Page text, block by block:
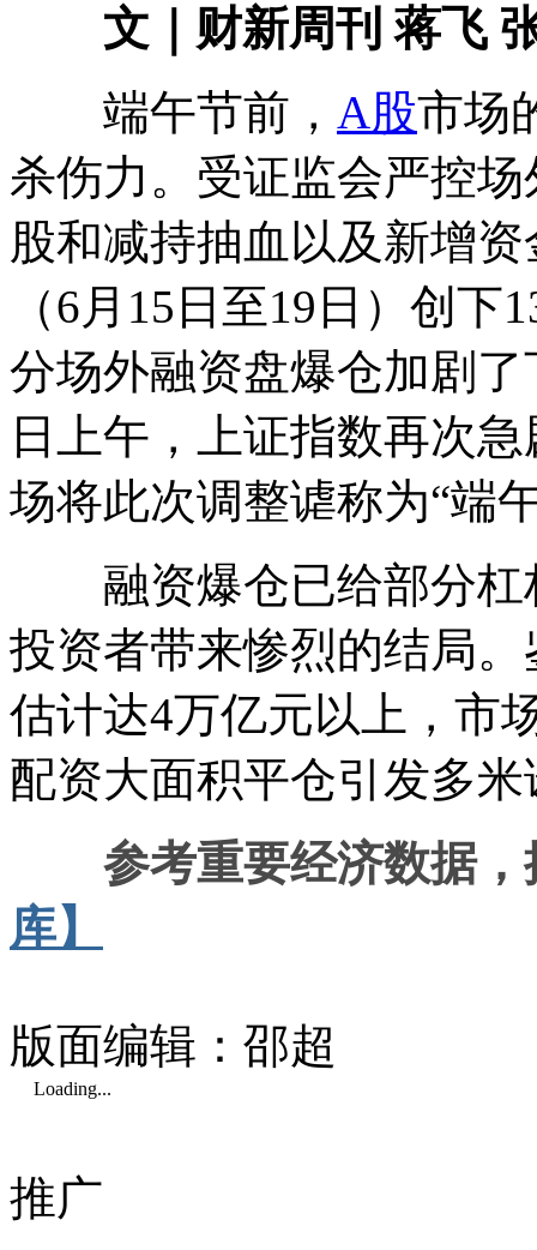
文｜财新周刊 蒋飞
端午节前， A股市场
杀伤力。受证监会严控
股和减持抽血以及新增
（6月15日至19日）创
分场外融资盘爆仓加剧
日上午，上证指数再次
场将此次调整谑称为“端
融资爆仓已给部分杠
投资者带来惨烈的结局
估计达4万亿元以上，市
配资大面积平仓引发多
参考重要经济数据
库】
版面编辑：邵超
Loading...
推广